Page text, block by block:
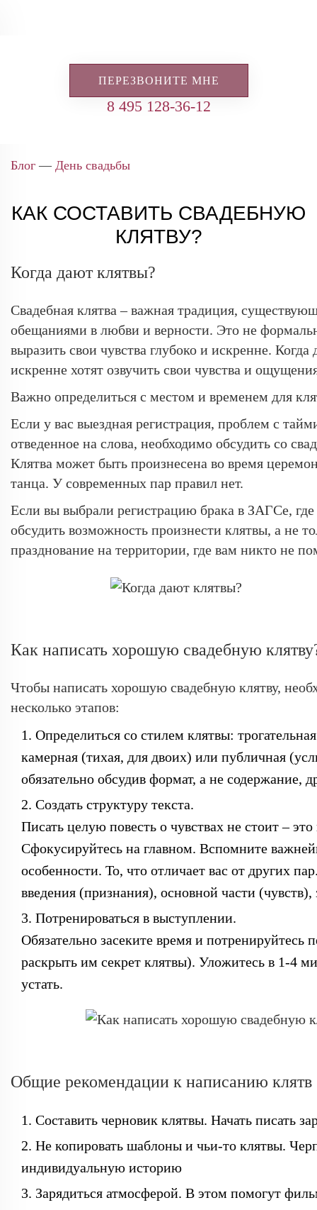
ПЕРЕЗВОНИТЕ МНЕ
8 495 128-36-12
Блог — День свадьбы
КАК СОСТАВИТЬ СВАДЕБНУЮ
КЛЯТВУ?
Когда дают клятвы?
Свадебная клятва – важная традиция,
обещаниями в любви и верности. Это не
выразить свои чувства глубоко и искренне.
искренне хотят озвучить свои чувства и
Важно определиться с местом и временем для
Если у вас выездная регистрация, проблем с
отведенное на слова, необходимо обсудить со
Клятва может быть произнесена во время
танца. У современных пар правил нет.
Если вы выбрали регистрацию брака в ЗАГСе,
обсудить возможность произнести клятвы, а не
празднование на территории, где вам никто не
Как написать хорошую свадебную
Чтобы написать хорошую свадебную клятву,
несколько этапов:
Определиться со стилем клятвы:
камерная (тихая, для двоих) или публичная
обязательно обсудив формат, а не содержание,
Создать структуру текста.
Писать целую повесть о чувствах не стоит –
Сфокусируйтесь на главном. Вспомните
особенности. То, что отличает вас от других
введения (признания), основной части
Потренироваться в выступлении.
Обязательно засеките время и потренируйтесь
раскрыть им секрет клятвы). Уложитесь в 1-4
устать.
Общие рекомендации к написанию клятв
Составить черновик клятвы. Начать писать
Не копировать шаблоны и чьи-то клятвы.
индивидуальную историю
Зарядиться атмосферой. В этом помогут